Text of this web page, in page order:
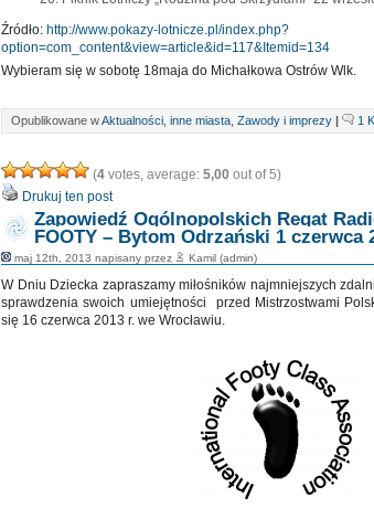
Źródło: http://www.pokazy-lotnicze.pl/index.php?
option=com_content&view=article&id=117&Itemid=134
Wybieram się w sobotę 18maja do Michałkowa Ostrów Wlk.
Opublikowane wAktualności inne miasta Zawody i imprezy | 1
(4 votes, average: 5,00 out of 5)
Drukuj ten post
Zapowiedź Ogólnopolskich Regat
FOOTY – Bytom Odrzański 1 czerwca
maj 12th, 2013 napisany przez Kamil (admin)
W Dniu Dziecka zapraszamy miłośników najmniejszych
sprawdzenia swoich umiejętności przed Mistrzostwami
się 16 czerwca 2013 r. we Wrocławiu.